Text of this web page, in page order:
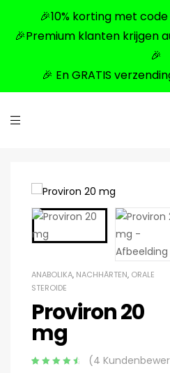
🎉10% korting met code
🎉Premium klanten krijgen
🎉
🎉 En GRATIS
ANABOLIKA, NACHHÄRTEN, ORALE
STEROIDE
Proviron 20
mg
(4